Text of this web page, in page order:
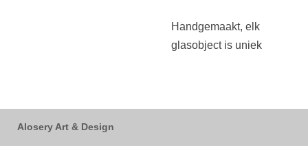
Handgemaakt, elk
glasobject is uniek
Alosery Art & Design